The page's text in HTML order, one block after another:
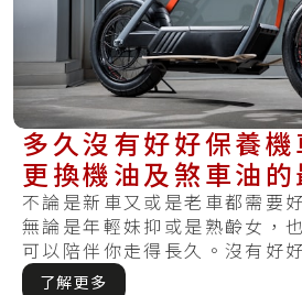
多久沒有好好保養
更換機油及煞車油的
讓摩托車維持健康
不論是新車又或是老車都需要
無論是年輕妹抑或是熟齡女，
可以陪伴你走得長久。沒有好
查，.....
了解更多